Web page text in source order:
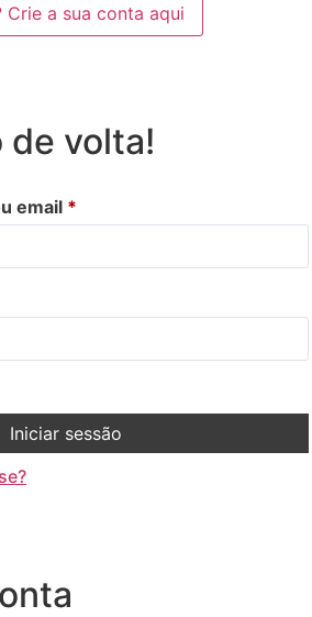
Crie a sua conta aqui
de volta!
email *
Iniciar sessão